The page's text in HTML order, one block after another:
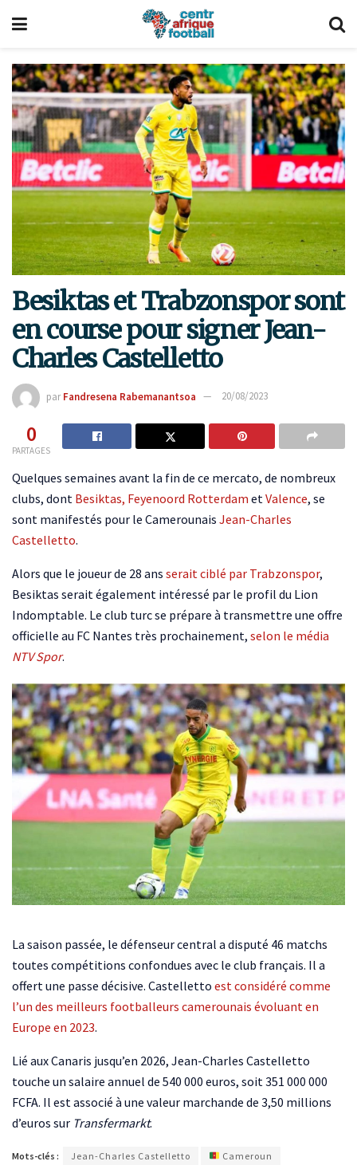
Besiktas et Trabzonspor sont
en course pour signer Jean-
Charles Castelletto
par Fandresena Rabemanantsoa 20/08/2023
0
PARTAGES
Quelques semaines avant la fin de ce mercato, de nombreux
clubs, dont Besiktas, Feyenoord Rotterdam et Valence, se
sont manifestés pour le Camerounais Jean-Charles
Castelletto.
Alors que le joueur de 28 ans serait ciblé par Trabzonspor,
Besiktas serait également intéressé par le profil du Lion
Indomptable. Le club turc se prépare à transmettre une offre
officielle au FC Nantes très prochainement, selon le média
NTV Spor.
La saison passée, le défenseur central a disputé 46 matchs
toutes compétitions confondues avec le club français. Il a
offert une passe décisive. Castelletto est considéré comme
l’un des meilleurs footballeurs camerounais évoluant en
Europe en 2023.
Lié aux Canaris jusqu’en 2026, Jean-Charles Castelletto
touche un salaire annuel de 540 000 euros, soit 351 000 000
FCFA. Il est associé à une valeur marchande de 3,50 millions
d’euros sur Transfermarkt.
Mots-clés : Jean-Charles Castelletto Cameroun